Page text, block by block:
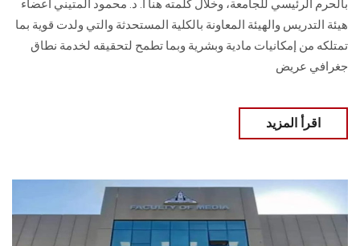
بالحرم الرئيسي للجامعة، وخلال كلمته هنأ أ. د. محمود المتيني أعضاء
هيئة التدريس والهيئة المعاونة بالكلية المستحدثة والتي ولدت قوية بما
تمتلكه من إمكانيات مادية وبشرية وبما تطمح لتحقيقه لخدمة نطاق
جغرافي عريض
اقرأ المزيد